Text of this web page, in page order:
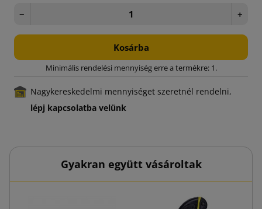
− +
Kosárba
Minimális rendelési mennyiség erre a termékre: 1.
Nagykereskedelmi mennyiséget szeretnél rendelni,
lépj kapcsolatba velünk
Gyakran együtt vásároltak